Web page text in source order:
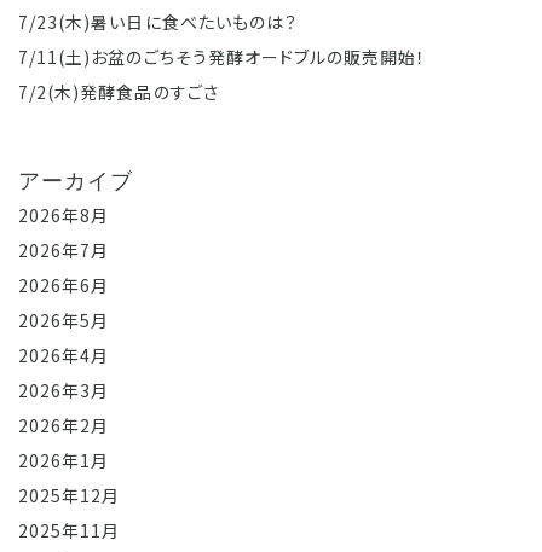
7/23(木)暑い日に食べたいものは？
7/11(土)お盆のごちそう発酵オードブルの販売開始！
7/2(木)発酵食品のすごさ
アーカイブ
2026年8月
2026年7月
2026年6月
2026年5月
2026年4月
2026年3月
2026年2月
2026年1月
2025年12月
2025年11月